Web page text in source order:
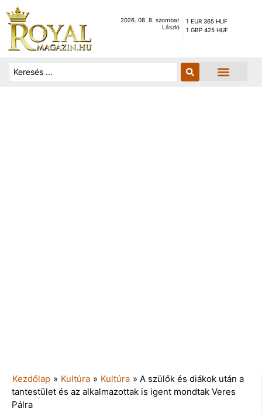
2026. 08. 8. szombat
László
1 EUR 365 HUF
1 GBP 425 HUF
Kezdőlap » Kultúra » Kultúra » A szülők és diákok után a
tantestület és az alkalmazottak is igent mondtak Veres
Pálra